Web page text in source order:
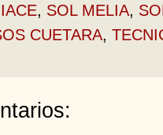
, SOL MELIA,
CUETARA,